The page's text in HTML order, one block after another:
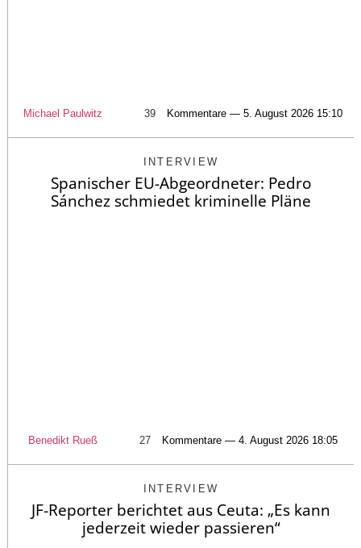
Michael Paulwitz 39 Kommentare — 5. August 2026 15:10
INTERVIEW
Spanischer EU-Abgeordneter: Pedro
Sánchez schmiedet kriminelle Pläne
Benedikt Rueß 27 Kommentare — 4. August 2026 18:05
INTERVIEW
JF-Reporter berichtet aus Ceuta: „Es kann
jederzeit wieder passieren“